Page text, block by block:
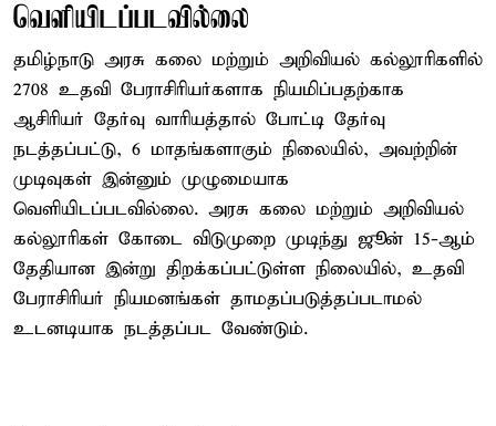
வெளியிடப்படவில்லை
தமிழ்நாடு அரசு கலை மற்றும் அறிவியல் கல்லூரிகளில்
2708 உதவி பேராசிரியர்களாக நியமிப்பதற்காக
ஆசிரியர் தேர்வு வாரியத்தால் போட்டி தேர்வு
நடத்தப்பட்டு, 6 மாதங்களாகும் நிலையில், அவற்றின்
முடிவுகள் இன்னும் முழுமையாக
வெளியிடப்படவில்லை. அரசு கலை மற்றும் அறிவியல்
கல்லூரிகள் கோடை விடுமுறை முடிந்து ஜூன் 15-ஆம்
தேதியான இன்று திறக்கப்பட்டுள்ள நிலையில், உதவி
பேராசிரியர் நியமனங்கள் தாமதப்படுத்தப்படாமல்
உடனடியாக நடத்தப்பட வேண்டும்.